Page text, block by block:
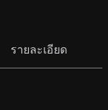
รายละเอียด